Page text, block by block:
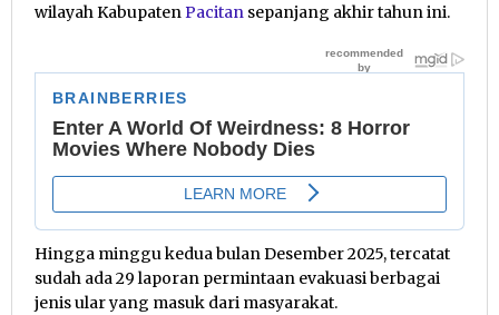
wilayah KabupatenPacitan sepanjang akhir tahun ini.
Hingga minggu kedua bulan Desember 2025, tercatat
sudah ada 29 laporan permintaan evakuasi berbagai
jenis ular yang masuk dari masyarakat.